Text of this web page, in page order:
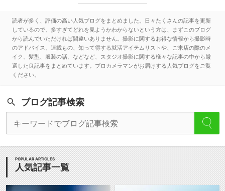
読者が多く、評価の高い人気ブログをまとめました。日々たくさんの記事を更新
しているので、多すぎてどれを見ようかわからないという方は、まずこのブログ
から読んでいただければ間違いありません。撮影に関するお得な情報から撮影時
のアドバイス、連載もの、知って得する就活アイテムリストや、ご来店の際のメ
イク、髪型、服装の話、などなど、スタジオ撮影に関する様々な記事の中から厳
選した良記事をまとめています。プロカメラマンがお届けする人気ブログをご覧
ください。
ブログ記事検索
POPULAR ARTICLES
人気記事一覧